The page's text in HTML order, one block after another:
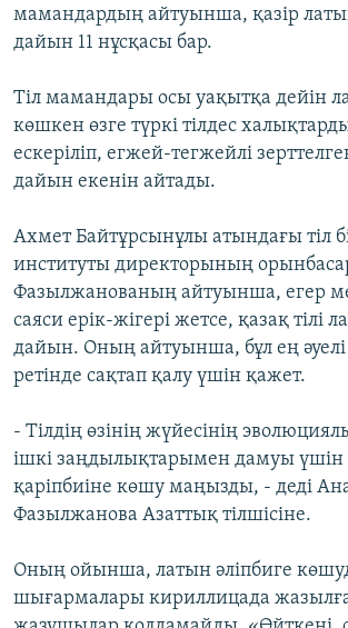
мамандардың айтуынша, қазір
дайын 11 нұсқасы бар.
Тіл мамандары осы уақытқа дейін
көшкен өзге түркі тілдес
ескеріліп, егжей-тегжейлі
дайын екенін айтады.
Ахмет Байтұрсынұлы атындағы тіл
институты директорының
Фазылжанованың айтуынша, егер
саяси ерік-жігері жетсе, қазақ тілі
дайын. Оның айтуынша, бұл ең әуелі
ретінде сақтап қалу үшін қажет.
- Тілдің өзінің жүйесінің
ішкі заңдылықтарымен дамуы үшін
қаріпбиіне көшу маңызды, - деді
Фазылжанова Азаттық тілшісіне.
Оның ойынша, латын әліпбиге
шығармалары кириллицада